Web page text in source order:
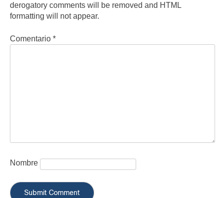
derogatory comments will be removed and HTML
formatting will not appear.
Comentario *
Nombre